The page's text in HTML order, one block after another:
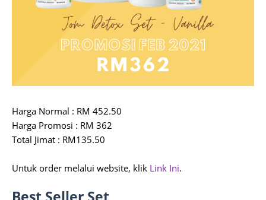
Harga Normal : RM 452.50
Harga Promosi : RM 362
Total Jimat : RM135.50
Untuk order melalui website, klik Link Ini.